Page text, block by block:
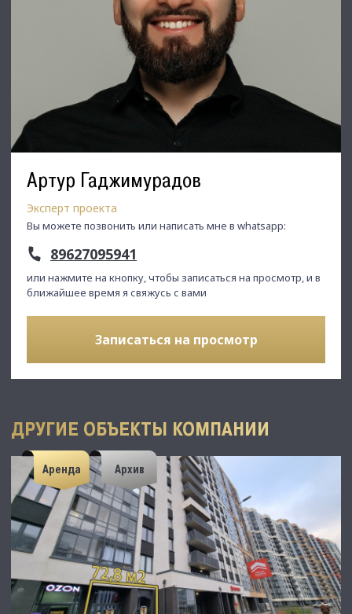
Артур Гаджимурадов
Эксперт проекта
Вы можете позвонить или написать мне в whatsapp:
89627095941
или нажмите на кнопку, чтобы записаться на просмотр, и в
ближайшее время я свяжусь с вами
Записаться на просмотр
ДРУГИЕ ОБЪЕКТЫ КОМПАНИИ
Аренда Архив